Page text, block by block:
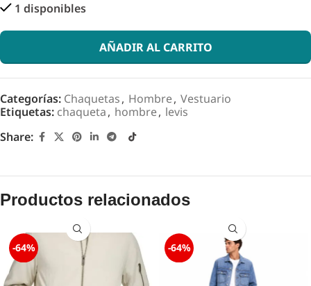
1 disponibles
AÑADIR AL CARRITO
Categorías: Chaquetas, Hombre, Vestuario
Etiquetas: chaqueta, hombre, levis
Share:
Productos relacionados
-64% -64%